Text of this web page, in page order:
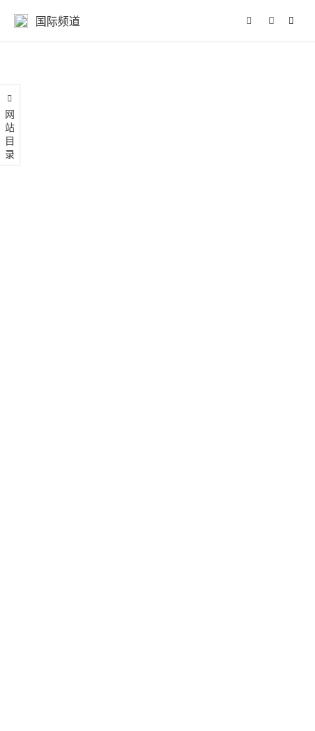
国际频道
网站目录